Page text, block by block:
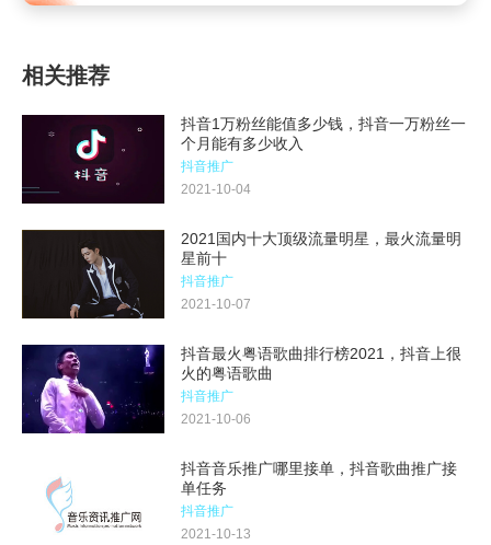
相关推荐
抖音1万粉丝能值多少钱，抖音一万粉丝一
个月能有多少收入
抖音推广
2021-10-04
2021国内十大顶级流量明星，最火流量明
星前十
抖音推广
2021-10-07
抖音最火粤语歌曲排行榜2021，抖音上很
火的粤语歌曲
抖音推广
2021-10-06
抖音音乐推广哪里接单，抖音歌曲推广接
单任务
抖音推广
2021-10-13